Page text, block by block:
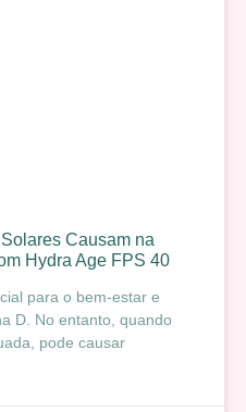
Causam na
Hydra Age FPS 40
para o bem-estar e
D. No entanto, quando
pode causar